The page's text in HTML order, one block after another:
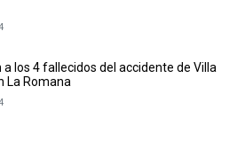
a los 4 fallecidos del accidente de Villa
La Romana